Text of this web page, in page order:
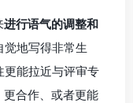
进行语气的调整和
地写得非常生
更能拉近与评审专
合作、或者更能